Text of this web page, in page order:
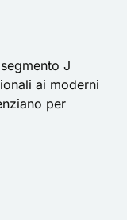
J
ai moderni
per